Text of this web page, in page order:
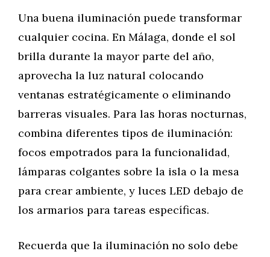
Una buena iluminación puede transformar
cualquier cocina. En Málaga, donde el sol
brilla durante la mayor parte del año,
aprovecha la luz natural colocando
ventanas estratégicamente o eliminando
barreras visuales. Para las horas nocturnas,
combina diferentes tipos de iluminación:
focos empotrados para la funcionalidad,
lámparas colgantes sobre la isla o la mesa
para crear ambiente, y luces LED debajo de
los armarios para tareas específicas.
Recuerda que la iluminación no solo debe